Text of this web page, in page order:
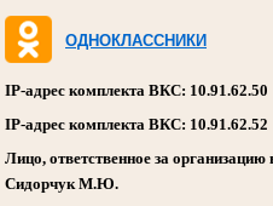
ОДНОКЛАССНИКИ
IP-адрес комплекта ВКС: 10.91.62.50
IP-адрес комплекта ВКС: 10.91.62.52
Лицо, ответственное за организацию
Сидорчук М.Ю.